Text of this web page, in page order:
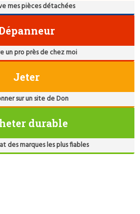
mes pièces détachées
un pro près de chez moi
Jeter
sur un site de Don
durable
des marques les plus fiables